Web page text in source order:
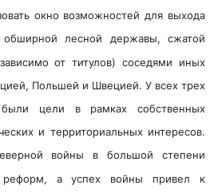
окно возможностей для выхода
обширной лесной державы, сжатой
от титулов) соседями иных
Польшей и Швецией. У всех трех
были цели в рамках собственных
и территориальных интересов.
войны в большой степени
реформ, а успех войны привел к